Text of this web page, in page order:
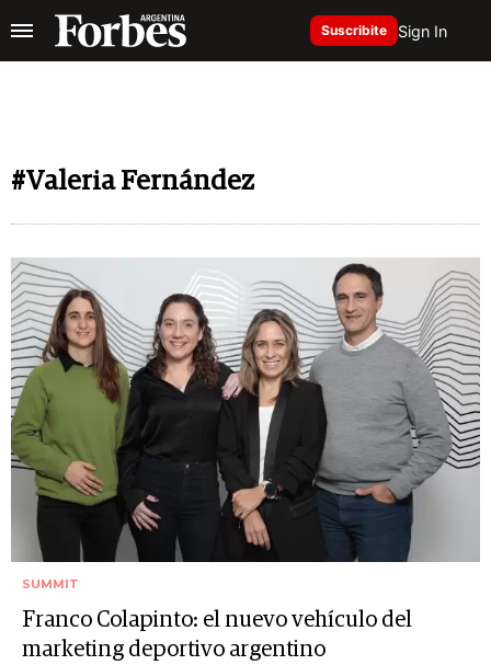
Suscribite Sign In
#Valeria Fernández
SUMMIT
Franco Colapinto: el nuevo vehículo del
marketing deportivo argentino